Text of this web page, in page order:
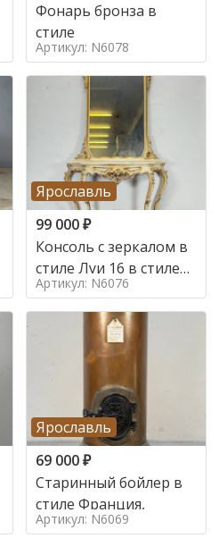
Фонарь бронза в
стиле
Артикул: N6078
Ярославль
99 000₽
Консоль с зеркалом в
стиле Луи 16 в стиле
Луи 16, Италия,
Артикул: N6076
Ярославль
69 000₽
Старинный бойлер в
стиле Франция,
Артикул: N6069